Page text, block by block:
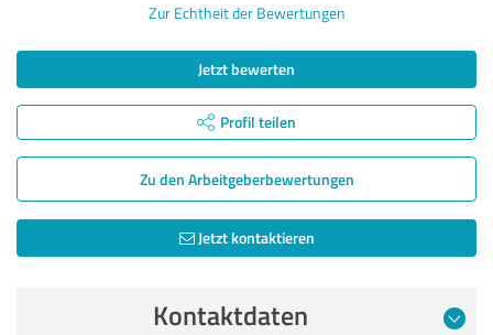
Zur Echtheit der Bewertungen
Jetzt bewerten
Profil teilen
Zu den Arbeitgeber­bewertungen
Jetzt kontaktieren
Kontaktdaten